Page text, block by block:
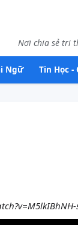
Nơi chia sẻ tri
Ngữ Tin Học -